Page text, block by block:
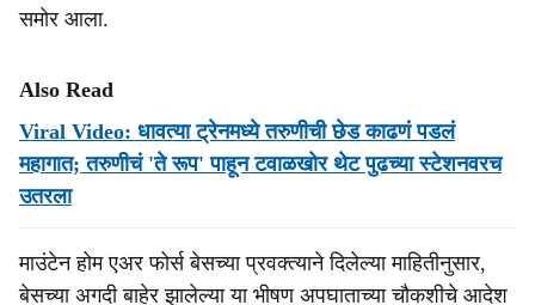
समोर आला.
Also Read
Viral Video: धावत्या ट्रेनमध्ये तरुणीची छेड काढणं पडलं
महागात; तरुणीचं 'ते रूप' पाहून टवाळखोर थेट पुढच्या स्टेशनवरच
उतरला
माउंटेन होम एअर फोर्स बेसच्या प्रवक्त्याने दिलेल्या माहितीनुसार,
बेसच्या अगदी बाहेर झालेल्या या भीषण अपघाताच्या चौकशीचे आदेश